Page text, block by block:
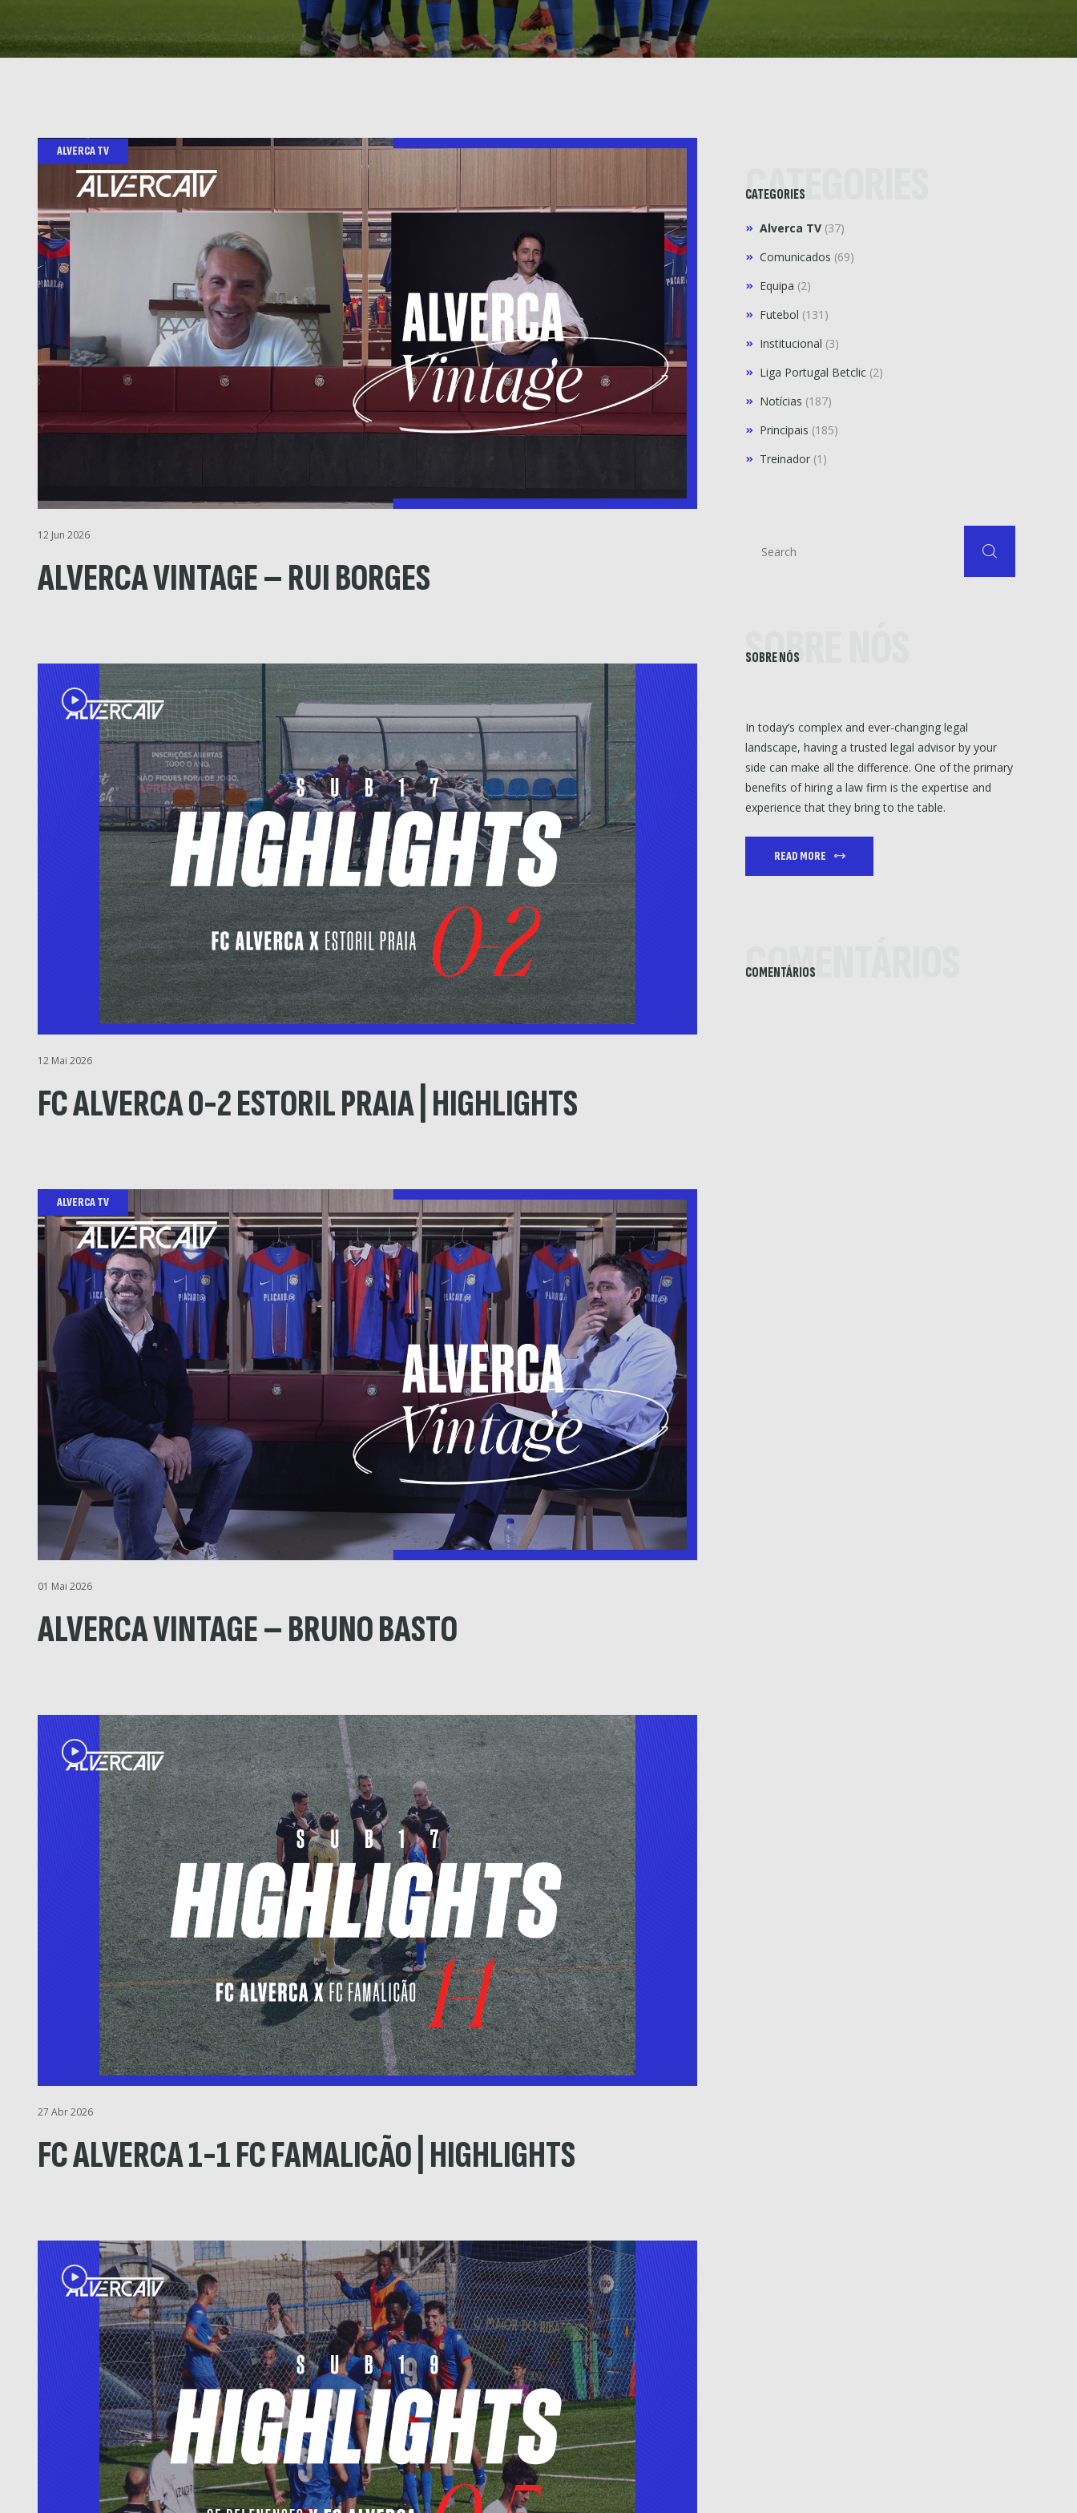
ALVERCA TV
12 Jun 2026
ALVERCA VINTAGE – RUI BORGES
12 Mai 2026
FC ALVERCA 0-2 ESTORIL PRAIA | HIGHLIGHTS
ALVERCA TV
01 Mai 2026
ALVERCA VINTAGE – BRUNO BASTO
27 Abr 2026
FC ALVERCA 1-1 FC FAMALICÃO | HIGHLIGHTS
CATEGORIES
CATEGORIES
Alverca TV (37)
Comunicados (69)
Equipa (2)
Futebol (131)
Institucional (3)
Liga Portugal Betclic (2)
Notícias (187)
Principais (185)
Treinador (1)
SOBRE NÓS
SOBRE NÓS
In today’s complex and ever-changing legal
landscape, having a trusted legal advisor by your
side can make all the difference. One of the primary
benefits of hiring a law firm is the expertise and
experience that they bring to the table.
READ MORE
COMENTÁRIOS
COMENTÁRIOS